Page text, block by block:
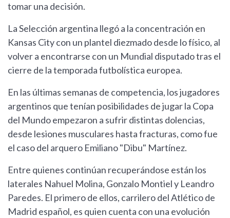
tomar una decisión.
La Selección argentina llegó a la concentración en
Kansas City con un plantel diezmado desde lo físico, al
volver a encontrarse con un Mundial disputado tras el
cierre de la temporada futbolística europea.
En las últimas semanas de competencia, los jugadores
argentinos que tenían posibilidades de jugar la Copa
del Mundo empezaron a sufrir distintas dolencias,
desde lesiones musculares hasta fracturas, como fue
el caso del arquero Emiliano "Dibu" Martínez.
Entre quienes continúan recuperándose están los
laterales Nahuel Molina, Gonzalo Montiel y Leandro
Paredes. El primero de ellos, carrilero del Atlético de
Madrid español, es quien cuenta con una evolución